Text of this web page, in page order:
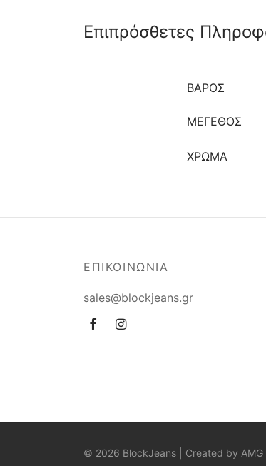
Επιπρόσθετες
ΒΆΡΟΣ
ΜΈΓΕΘΟΣ
ΧΡΩΜΑ
ΕΠΙΚΟΙΝΩΝΙΑ
sales@blockjeans.gr
© 2026 BlockJeans | Created by AMG